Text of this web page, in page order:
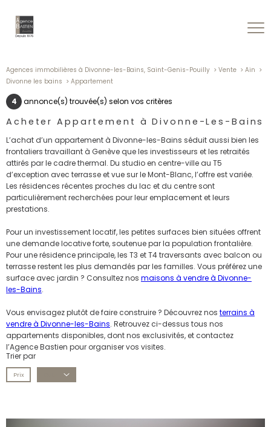
Agences immobilières à Divonne-les-Bains, Saint-Genis-Pouilly Vente
Ain
Divonne les bains
Appartement
4 annonce(s) trouvée(s) selon vos critères
Acheter Appartement à Divonne-Les-Bains
L’achat d’un appartement à Divonne-les-Bains séduit aussi bien les
frontaliers travaillant à Genève que les investisseurs et les retraités
attirés par le cadre thermal. Du studio en centre-ville au T5
d’exception avec terrasse et vue sur le Mont-Blanc, l’offre est variée.
Les résidences récentes proches du lac et du centre sont
particulièrement recherchées pour leur emplacement et leurs
prestations.
Pour un investissement locatif, les petites surfaces bien situées offrent
une demande locative forte, soutenue par la population frontalière.
Pour une résidence principale, les T3 et T4 traversants avec balcon ou
terrasse restent les plus demandés par les familles. Vous préférez une
surface avec jardin ? Consultez nos maisons à vendre à Divonne-
les-Bains.
Vous envisagez plutôt de faire construire ? Découvrez nos terrains à
vendre à Divonne-les-Bains. Retrouvez ci-dessus tous nos
appartements disponibles, dont nos exclusivités, et contactez
l’Agence Bastien pour organiser vos visites.
Trier par
Prix